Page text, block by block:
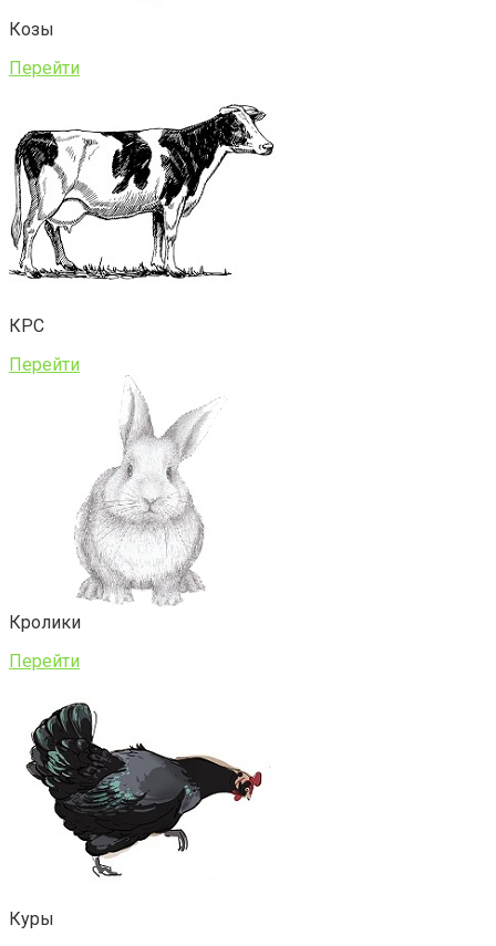
Козы
Перейти
КРС
Перейти
Кролики
Перейти
Куры